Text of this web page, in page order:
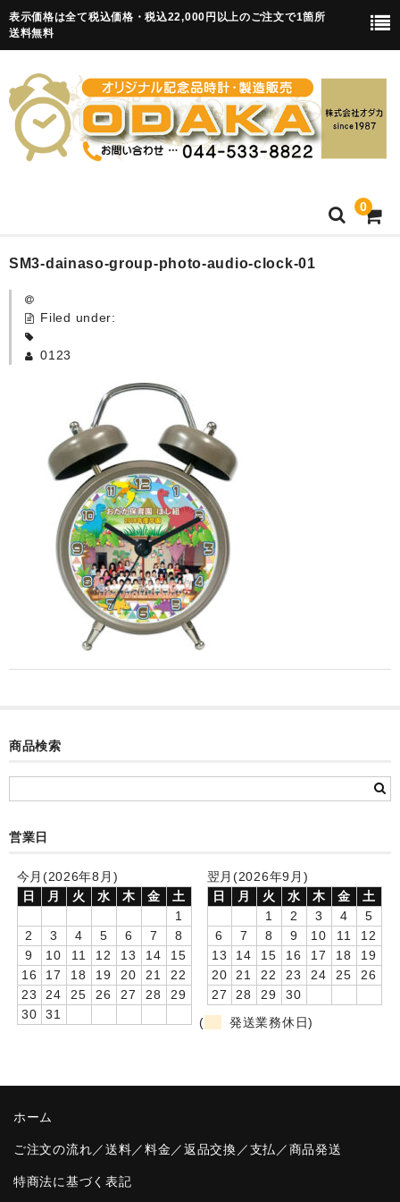
表示価格は全て税込価格・税込22,000円以上のご注文で1箇所
送料無料
0
HOME
卒園記念品
カード付フォトフレームクロック(集合)
目覚まし時計(集合＋個別)
メロディ時計(集合)
音声時計(集合)
目覚まし時計(個別)
お絵かきギャラリープラス(絵＋個別)
メロディ時計(個別)
お絵かきギャラリー
卒園DVDアルバム
卒業記念品
音声入りフォトフレームクロック(集合)
音声入りフォトフレームクロック(校歌)
スポーツウォッチ
SM3-dainaso-group-photo-audio-clock-01
Filed under:
0123
商品検索
営業日
今月(2026年8月)
日
月 火 水 木 金
土
1
2
3 4 5 6 7
8
9
10 11 12 13 14
15
16
17 18 19 20 21
22
23
24 25 26 27 28
29
30
31
翌月(2026年9月)
日
月 火 水 木 金
土
1
2 3 4
5
6
7 8 9 10 11
12
13
14 15 16 17 18
19
20
21 22 23 24 25
26
27
28 29
30
(
発送業務休日)
ホーム
ご注文の流れ／送料／料金／返品交換／支払／商品発送
特商法に基づく表記